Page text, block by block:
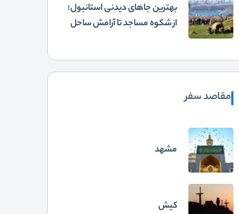
بهترین جاهای دیدنی استانبول؛
از شکوه مساجد تا آرامش ساحل
مقاصد سفر
مشهد
کیش